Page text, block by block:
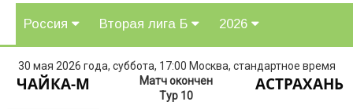
Россия Вторая лига Б 2026
30 мая 2026 года, суббота, 17:00 Москва, стандартное время
ЧАЙКА-М
Матч окончен
Тур 10
АСТРАХАНЬ